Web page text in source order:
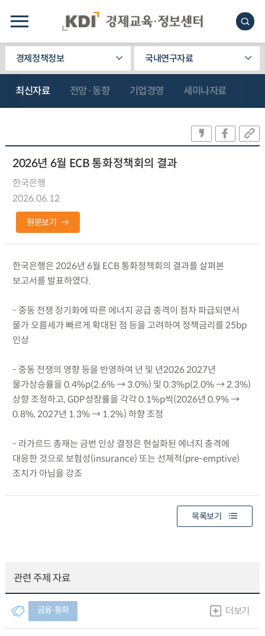
경제정책정보 국내연구자료
최신자료 전망·동향 기업경영 세미나자료
2026년 6월 ECB 통화정책회의 결과
한국은행
2026.06.12
원문보기
한국은행은 2026년 6월 ECB 통화정책회의 결과를 살펴본
보고서를 발표하였다.
- 중동 전쟁 장기화에 따른 에너지 공급 충격이 점차 파급되면서
물가 오름세가 빠르게 확대된 점 등을 고려하여 정책금리를 25bp
인상
- 중동 전쟁의 영향 등을 반영하여 년 및 년2026 2027년
물가상승률을 0.4%p(2.6% → 3.0%) 및 0.3%p(2.0% → 2.3%)
상향 조정하고, GDP성장률을 각각 0.1%p씩(2026년 0.9% →
0.8%, 2027년 1.3% → 1.2%) 하향 조정
- 라가르드 총재는 금번 인상 결정은 현실화된 에너지 충격에
대응한 것으로 보험성(insurance) 또는 선제적(pre-emptive)
조치가 아님을 강조
목록보기
관련 주제 자료
금융∙통화 더보기